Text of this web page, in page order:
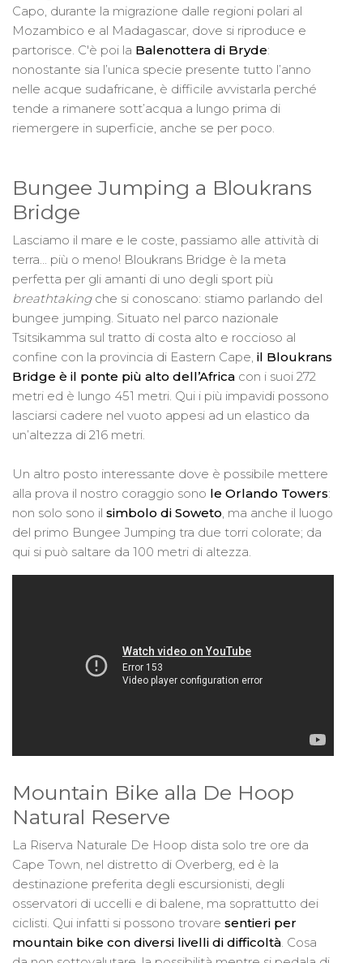
Capo, durante la migrazione dalle regioni polari al
Mozambico e al Madagascar, dove si riproduce e
partorisce. C'è poi la Balenottera di Bryde:
nonostante sia l’unica specie presente tutto l’anno
nelle acque sudafricane, è difficile avvistarla perché
tende a rimanere sott’acqua a lungo prima di
riemergere in superficie, anche se per poco.
Bungee Jumping a Bloukrans
Bridge
Lasciamo il mare e le coste, passiamo alle attività di
terra... più o meno! Bloukrans Bridge è la meta
perfetta per gli amanti di uno degli sport più
breathtakingche si conoscano: stiamo parlando del
bungee jumping. Situato nel parco nazionale
Tsitsikamma sul tratto di costa alto e roccioso al
confine con la provincia di Eastern Cape, il Bloukrans
Bridge è il ponte più alto dell’Africa con i suoi 272
metri ed è lungo 451 metri. Qui i più impavidi possono
lasciarsi cadere nel vuoto appesi ad un elastico da
un’altezza di 216 metri.
Un altro posto interessante dove è possibile mettere
alla prova il nostro coraggio sono le Orlando Towers:
non solo sono il simbolo di Soweto , ma anche il luogo
del primo Bungee Jumping tra due torri colorate; da
qui si può saltare da 100 metri di altezza.
Mountain Bike alla De Hoop
Natural Reserve
La Riserva Naturale De Hoop dista solo tre ore da
Cape Town, nel distretto di Overberg, ed è la
destinazione preferita degli escursionisti, degli
osservatori di uccelli e di balene, ma soprattutto dei
ciclisti. Qui infatti si possono trovare sentieri per
mountain bike con diversi livelli di difficoltà. Cosa